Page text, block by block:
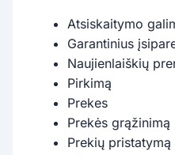
Atsiskaitymo
Garantinius
Naujienlaiškių
Pirkimą
Prekes
Prekės grąžinimą
Prekių pristatymą